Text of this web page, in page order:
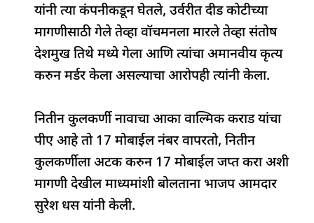
यांनी त्या कंपनीकडून घेतले, उर्वरीत दीड कोटीच्या
मागणीसाठी गेले तेव्हा वॉचमनला मारले तेव्हा संतोष
देशमुख तिथे मध्ये गेला आणि त्यांचा अमानवीय कृत्य
करुन मर्डर केला असल्याचा आरोपही त्यांनी केला.
नितीन कुलकर्णी नावाचा आका वाल्मिक कराड यांचा
पीए आहे तो 17 मोबाईल नंबर वापरतो, नितीन
कुलकर्णीला अटक करुन 17 मोबाईल जप्त करा अशी
मागणी देखील माध्यमांशी बोलताना भाजप आमदार
सुरेश धस यांनी केली.